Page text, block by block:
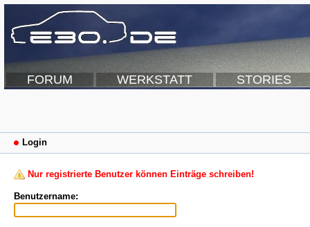
FORUM WERKSTATT STORIES
Login
Nur registrierte Benutzer können Einträge schreiben!
Benutzername: